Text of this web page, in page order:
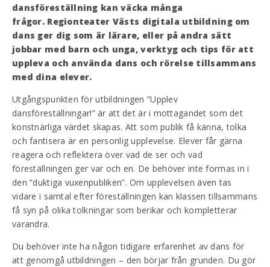
dansföreställning kan väcka många
frågor. Regionteater Västs digitala utbildning om
dans ger dig som är lärare, eller på andra sätt
jobbar med barn och unga, verktyg och tips för att
uppleva och använda dans och rörelse tillsammans
med dina elever.
Utgångspunkten för utbildningen ”Upplev
dansföreställningar!” är att det är i mottagandet som det
konstnärliga värdet skapas. Att som publik få känna, tolka
och fantisera är en personlig upplevelse. Elever får gärna
reagera och reflektera över vad de ser och vad
föreställningen ger var och en. De behöver inte formas in i
den ”duktiga vuxenpubliken”. Om upplevelsen även tas
vidare i samtal efter föreställningen kan klassen tillsammans
få syn på olika tolkningar som berikar och kompletterar
varandra.
Du behöver inte ha någon tidigare erfarenhet av dans för
att genomgå utbildningen – den börjar från grunden. Du gör